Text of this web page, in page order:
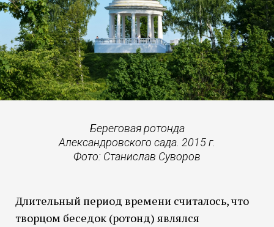
Береговая ротонда
Александровского сада. 2015 г.
Фото: Станислав Суворов
Длительный период времени считалось, что
творцом беседок (ротонд) являлся